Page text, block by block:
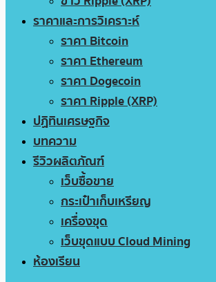
ราคาและการวิเคราะห์
ราคา Bitcoin
ราคา Ethereum
ราคา Dogecoin
ราคา Ripple (XRP)
ปฏิทินเศรษฐกิจ
บทความ
รีวิวผลิตภัณฑ์
เว็บซื้อขาย
กระเป๋าเก็บเหรียญ
เครื่องขุด
เว็บขุดแบบ Cloud Mining
ห้องเรียน